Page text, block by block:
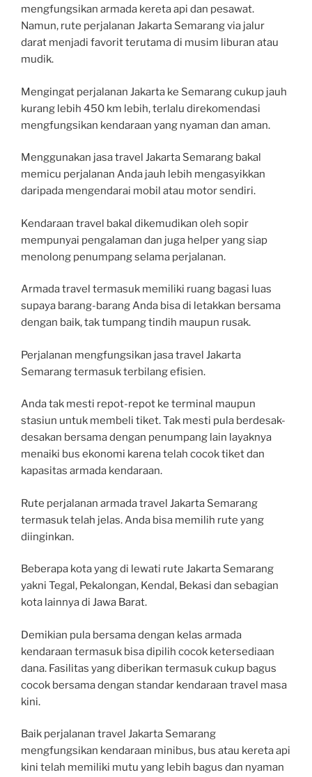
mengfungsikan armada kereta api dan pesawat.
Namun, rute perjalanan Jakarta Semarang via jalur
darat menjadi favorit terutama di musim liburan atau
mudik.
Mengingat perjalanan Jakarta ke Semarang cukup jauh
kurang lebih 450 km lebih, terlalu direkomendasi
mengfungsikan kendaraan yang nyaman dan aman.
Menggunakan jasa travel Jakarta Semarang bakal
memicu perjalanan Anda jauh lebih mengasyikkan
daripada mengendarai mobil atau motor sendiri.
Kendaraan travel bakal dikemudikan oleh sopir
mempunyai pengalaman dan juga helper yang siap
menolong penumpang selama perjalanan.
Armada travel termasuk memiliki ruang bagasi luas
supaya barang-barang Anda bisa di letakkan bersama
dengan baik, tak tumpang tindih maupun rusak.
Perjalanan mengfungsikan jasa travel Jakarta
Semarang termasuk terbilang efisien.
Anda tak mesti repot-repot ke terminal maupun
stasiun untuk membeli tiket. Tak mesti pula berdesak-
desakan bersama dengan penumpang lain layaknya
menaiki bus ekonomi karena telah cocok tiket dan
kapasitas armada kendaraan.
Rute perjalanan armada travel Jakarta Semarang
termasuk telah jelas. Anda bisa memilih rute yang
diinginkan.
Beberapa kota yang di lewati rute Jakarta Semarang
yakni Tegal, Pekalongan, Kendal, Bekasi dan sebagian
kota lainnya di Jawa Barat.
Demikian pula bersama dengan kelas armada
kendaraan termasuk bisa dipilih cocok ketersediaan
dana. Fasilitas yang diberikan termasuk cukup bagus
cocok bersama dengan standar kendaraan travel masa
kini.
Baik perjalanan travel Jakarta Semarang
mengfungsikan kendaraan minibus, bus atau kereta api
kini telah memiliki mutu yang lebih bagus dan nyaman